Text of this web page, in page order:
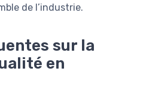
de l’industrie.
sur la
en